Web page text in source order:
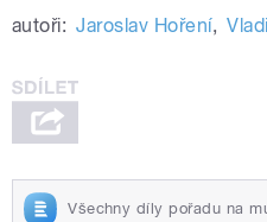
autoři: Jaroslav Hoření,
Všechny díly pořadu na